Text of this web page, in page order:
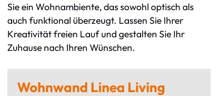
Sie ein Wohnambiente, das sowohl optisch als
auch funktional überzeugt. Lassen Sie Ihrer
Kreativität freien Lauf und gestalten Sie Ihr
Zuhause nach Ihren Wünschen.
Wohnwand Linea Living